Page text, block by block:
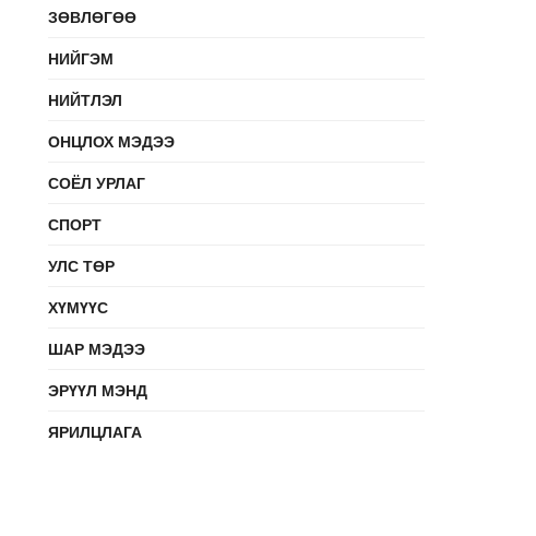
ЗӨВЛӨГӨӨ
НИЙГЭМ
НИЙТЛЭЛ
ОНЦЛОХ МЭДЭЭ
СОЁЛ УРЛАГ
СПОРТ
УЛС ТӨР
ХҮМҮҮС
ШАР МЭДЭЭ
ЭРҮҮЛ МЭНД
ЯРИЛЦЛАГА